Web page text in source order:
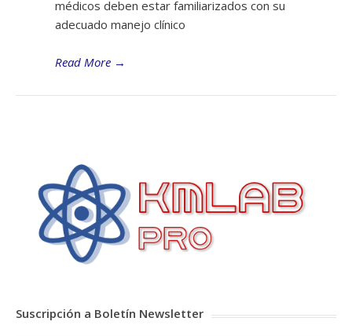
médicos deben estar familiarizados con su
adecuado manejo clínico
Read More →
Suscripción a Boletín Newsletter